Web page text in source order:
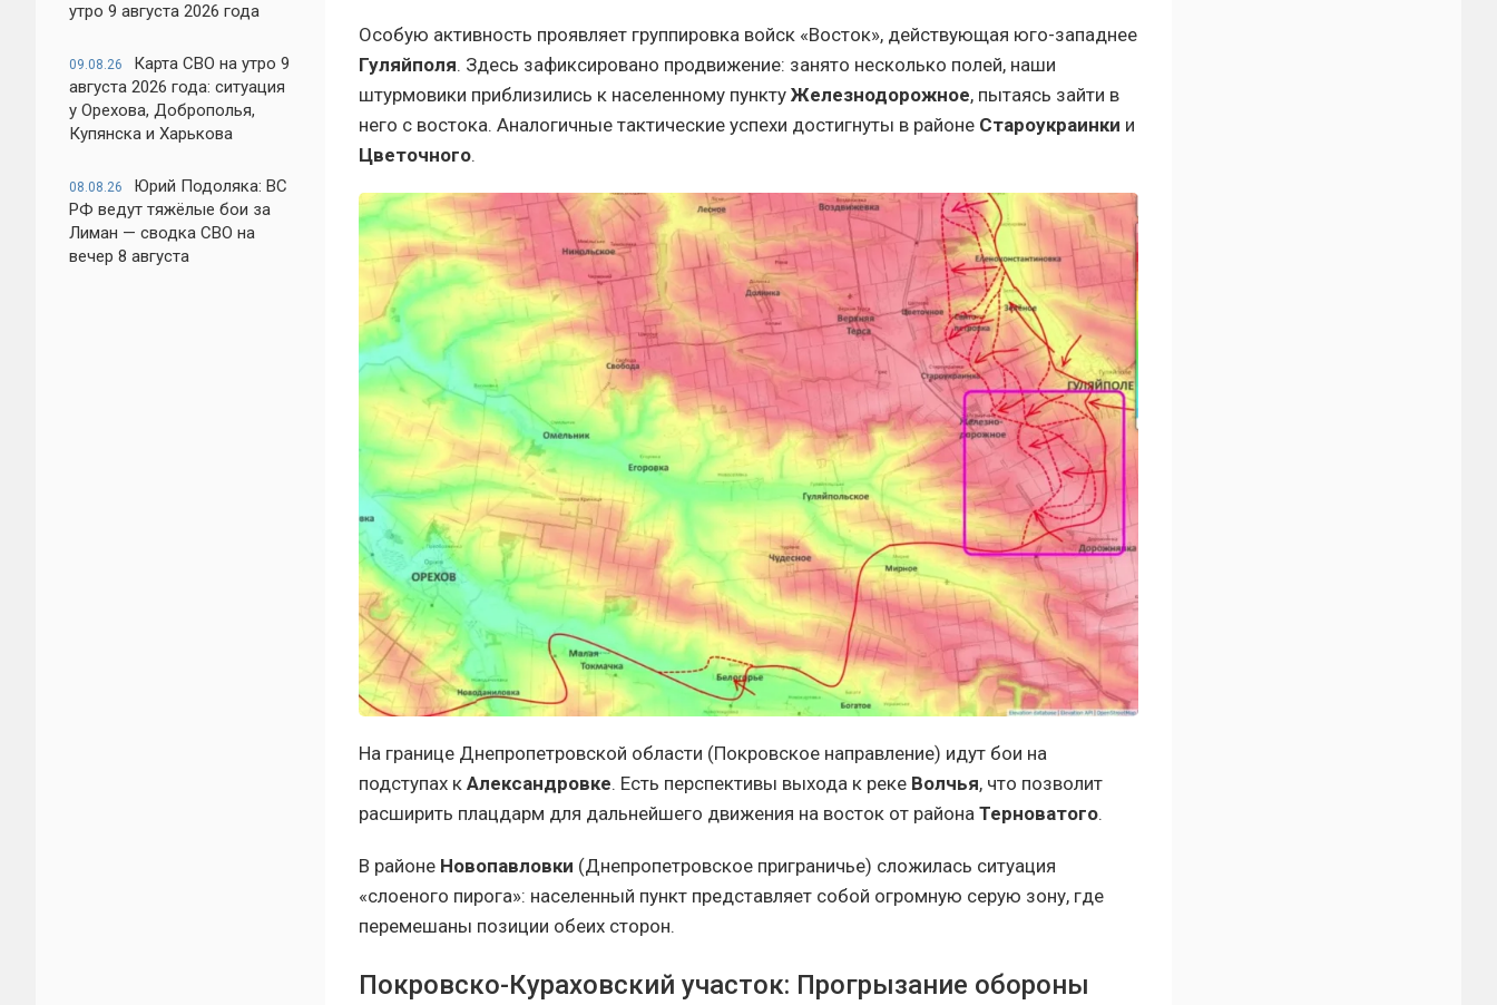
утро 9 августа 2026 года
09.08.26
Карта СВО на утро 9
августа 2026 года: ситуация
у Орехова, Доброполья,
Купянска и Харькова
08.08.26
Юрий Подоляка: ВС
РФ ведут тяжёлые бои за
Лиман — сводка СВО на
вечер 8 августа
Особую активность проявляет группировка войск «Восток», действующая юго-западнее
Гуляйполя. Здесь зафиксировано продвижение: занято несколько полей, наши
штурмовики приблизились к населенному пункту Железнодорожное, пытаясь зайти в
него с востока. Аналогичные тактические успехи достигнуты в районе Староукраинки и
Цветочного.
На границе Днепропетровской области (Покровское направление) идут бои на
подступах к Александровке. Есть перспективы выхода к реке Волчья, что позволит
расширить плацдарм для дальнейшего движения на восток от района Терноватого.
В районе Новопавловки (Днепропетровское приграничье) сложилась ситуация
«слоеного пирога»: населенный пункт представляет собой огромную серую зону, где
перемешаны позиции обеих сторон.
Покровско-Кураховский участок: Прогрызание обороны